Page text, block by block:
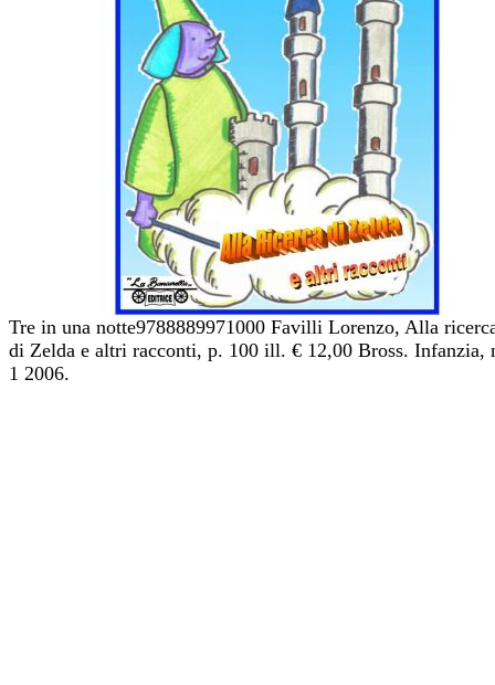
Tre in una notte9788889971000 Favilli Lorenzo, Alla
di Zelda e altri racconti, p. 100 ill. € 12,00 Bross. Infanzia,
1 2006.